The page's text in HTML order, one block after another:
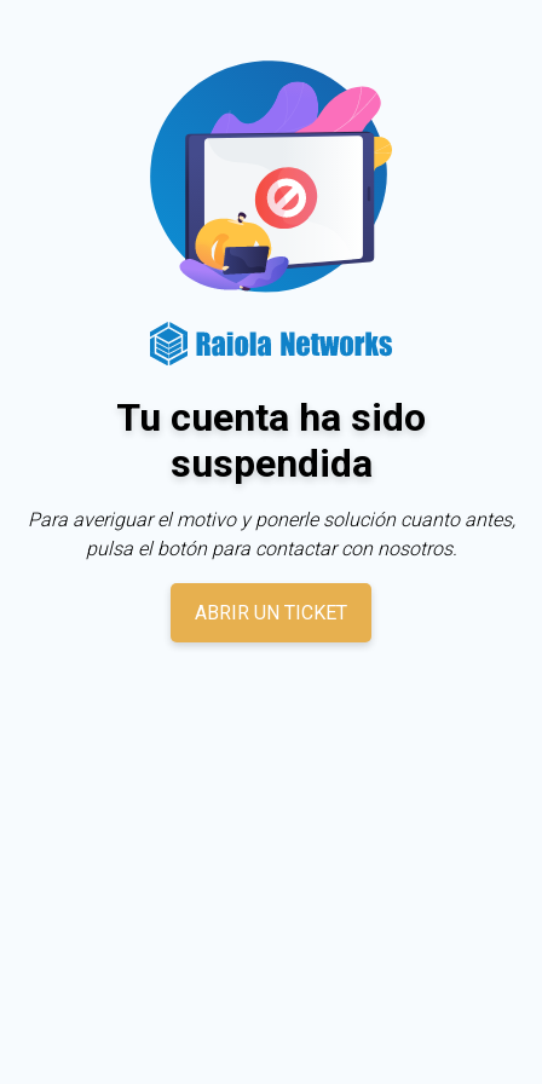
Tu cuenta ha sido
suspendida
Para averiguar el motivo y ponerle solución cuanto antes,
pulsa el botón para contactar con nosotros.
ABRIR UN TICKET